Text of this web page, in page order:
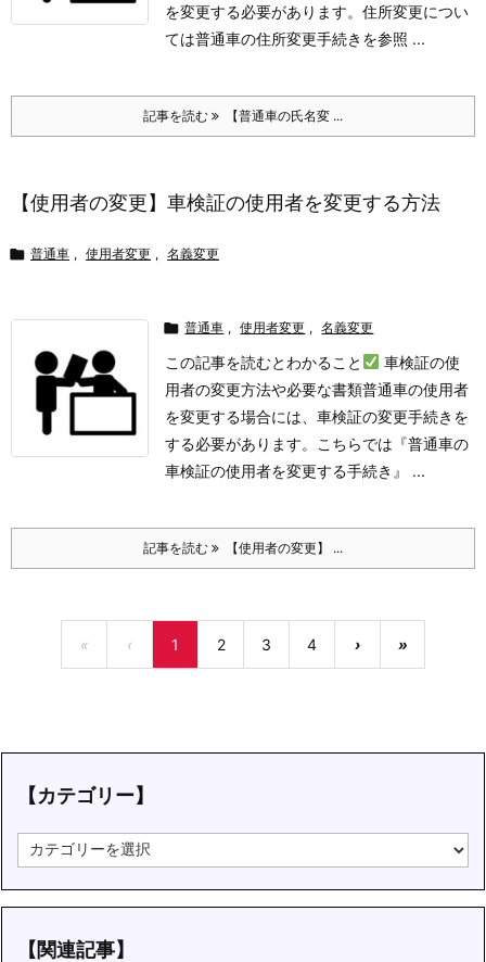
を変更する必要があります。住所変更につい
ては普通車の住所変更手続きを参照 ...
記事を読む 【普通車の氏名変 ...
【使用者の変更】車検証の使用者を変更する方法
 普通車 , 使用者変更 , 名義変更
 普通車 , 使用者変更 , 名義変更
この記事を読むとわかること
車検証の使
用者の変更方法や必要な書類普通車の使用者
を変更する場合には、車検証の変更手続きを
する必要があります。 こちらでは『普通車の
車検証の使用者を変更する手続き』 ...
記事を読む 【使用者の変更】 ...
« ‹ 1 2 3 4 › »
【カテゴリー】
カ
ゴ
ー【関連記事】